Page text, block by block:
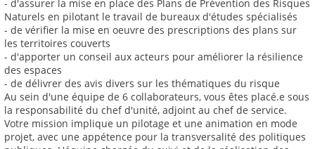
- d'assurer la mise en place des Plans de Prévention des Risques
Naturels en pilotant le travail de bureaux d'études spécialisés
- de vérifier la mise en oeuvre des prescriptions des plans sur
les territoires couverts
- d'apporter un conseil aux acteurs pour améliorer la résilience
des espaces
- de délivrer des avis divers sur les thématiques du risque
Au sein d'une équipe de 6 collaborateurs, vous êtes placé.e sous
la responsabilité du chef d'unité, adjoint au chef de service.
Votre mission implique un pilotage et une animation en mode
projet, avec une appétence pour la transversalité des politiques